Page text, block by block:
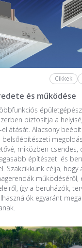
Cikkek
és működése
biztosítja a
Alacsony
belsőépítészeti
miközben csendes,
építészeti és
Szakcikkünk célja, hogy
működéséről,
így a beruházók,
egyaránt